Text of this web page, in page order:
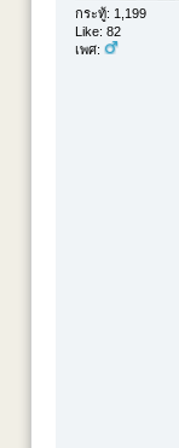
กระทู้: 1,199
Like: 82
เพศ: